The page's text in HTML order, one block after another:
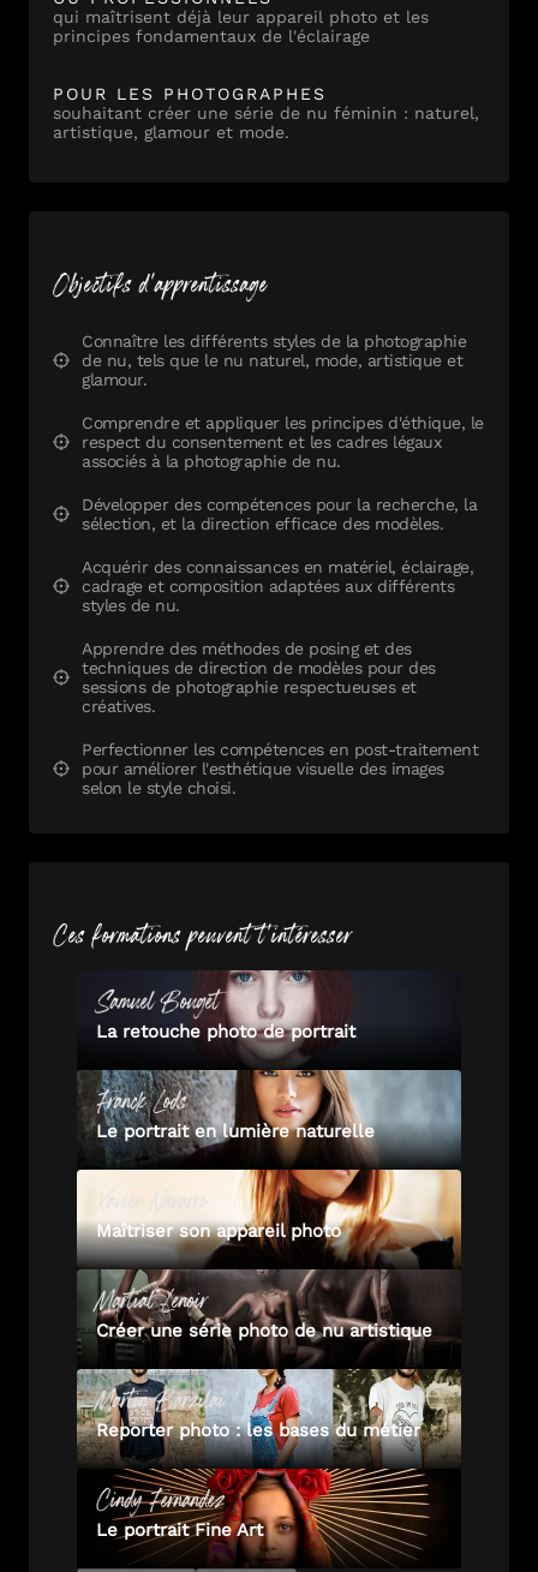
qui maîtrisent déjà leur appareil photo et les
principes fondamentaux de l'éclairage
POUR LES PHOTOGRAPHES
souhaitant créer une série de nu féminin : naturel,
artistique, glamour et mode.
Objectifs d'apprentissage
Connaître les différents styles de la photographie
de nu, tels que le nu naturel, mode, artistique et
glamour.
Comprendre et appliquer les principes d'éthique, le
respect du consentement et les cadres légaux
associés à la photographie de nu.
Développer des compétences pour la recherche, la
sélection, et la direction efficace des modèles.
Acquérir des connaissances en matériel, éclairage,
cadrage et composition adaptées aux différents
styles de nu.
Apprendre des méthodes de posing et des
techniques de direction de modèles pour des
sessions de photographie respectueuses et
créatives.
Perfectionner les compétences en post-traitement
pour améliorer l'esthétique visuelle des images
selon le style choisi.
Ces formations peuvent t'intéresser
SamuelBouget
La retouche photo de portrait
FranckLods
Le portrait en lumière naturelle
Maîtriser son appareil photo
MartialLenoir
Créer une série photo de nu artistique
MartinBarzilai
Reporter photo : les bases du métier
CindyFernandez
Le portrait Fine Art